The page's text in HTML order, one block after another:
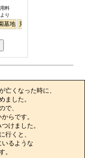
料
り
墓地 見晴らし・眺望
亡くなった時に、
ました。
で、
らです。
けました。
行くと、
るような
。